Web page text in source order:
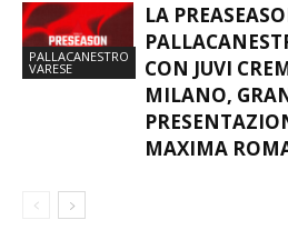
PALLACANESTRO
VARESE
LA
CON JUVI
MILANO,
MAXIMA